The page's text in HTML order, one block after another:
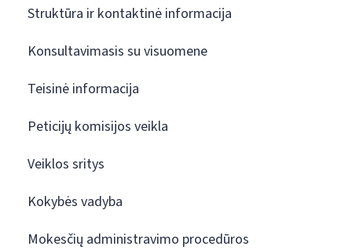
Struktūra ir kontaktinė informacija
Konsultavimasis su visuomene
Teisinė informacija
Peticijų komisijos veikla
Veiklos sritys
Kokybės vadyba
Mokesčių administravimo procedūros